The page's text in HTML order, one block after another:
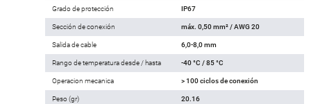
Grado de protección IP67
Sección de conexión máx. 0,50 mm² / AWG 20
Salida de cable 6,0-8,0 mm
Rango de temperatura desde / hasta -40 °C / 85 °C
Operacion mecanica > 100 ciclos de conexión
Peso (gr) 20.16